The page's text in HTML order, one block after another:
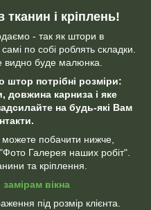
тканин і кріплень!
- так як штори в
по собі роблять складки.
видно буде малюнка.
штор потрібні розміри:
довжина карниза і яке
на будь-які Вам
побачити нижче,
Галерея наших робіт".
та кріплення.
вікна
під розмір клієнта.